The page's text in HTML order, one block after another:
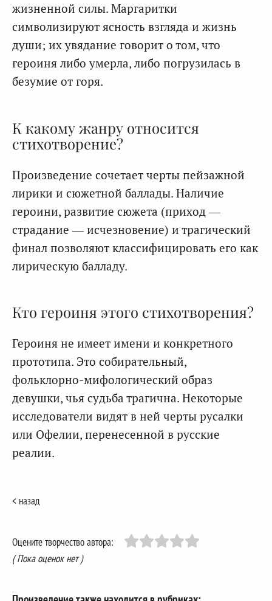
жизненной силы. Маргаритки
символизируют ясность взгляда и жизнь
души; их увядание говорит о том, что
героиня либо умерла, либо погрузилась в
безумие от горя.
К какому жанру относится
стихотворение?
Произведение сочетает черты пейзажной
лирики и сюжетной баллады. Наличие
героини, развитие сюжета (приход —
страдание — исчезновение) и трагический
финал позволяют классифицировать его как
лирическую балладу.
Кто героиня этого стихотворения?
Героиня не имеет имени и конкретного
прототипа. Это собирательный,
фольклорно-мифологический образ
девушки, чья судьба трагична. Некоторые
исследователи видят в ней черты русалки
или Офелии, перенесенной в русские
реалии.
< назад
Оцените творчество автора:
( Пока оценок нет )